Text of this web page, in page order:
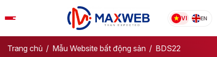
to
VI EN
Trang chủ / Mẫu Website bất động sản​ / BDS22